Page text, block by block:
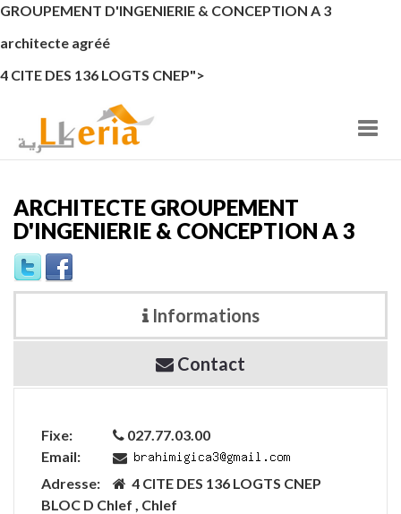
GROUPEMENT D'INGENIERIE & CONCEPTION A 3
architecte agréé
4 CITE DES 136 LOGTS CNEP">
ARCHITECTE GROUPEMENT
D'INGENIERIE & CONCEPTION A 3
Informations
Contact
Fixe:
027.77.03.00
Email:
Adresse:
4 CITE DES 136 LOGTS CNEP
BLOC D Chlef , Chlef